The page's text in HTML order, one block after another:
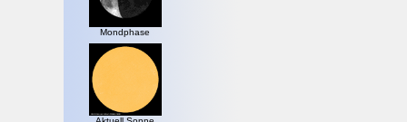
Mondphase